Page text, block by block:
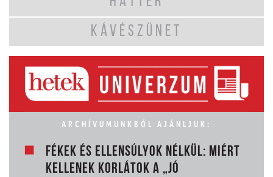
KÁVÉSZÜNET
ARCHÍVUMUNKBÓL AJÁNLJUK:
FÉKEK ÉS ELLENSÚLYOK NÉLKÜL: MIÉRT
KELLENEK KORLÁTOK A „JÓ